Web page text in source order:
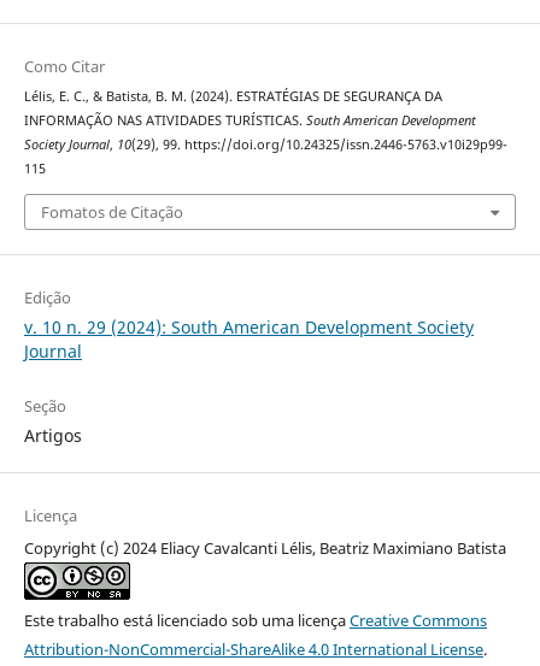
Como Citar
Lélis, E. C., & Batista, B. M. (2024). ESTRATÉGIAS DE SEGURANÇA DA
INFORMAÇÃO NAS ATIVIDADES TURÍSTICAS. South American Development
Society Journal, 10(29), 99. https://doi.org/10.24325/issn.2446-5763.v10i29p99-
115
Fomatos de Citação
Edição
v. 10 n. 29 (2024): South American Development Society
Journal
Seção
Artigos
Licença
Copyright (c) 2024 Eliacy Cavalcanti Lélis, Beatriz Maximiano Batista
Este trabalho está licenciado sob uma licençaCreative Commons
Attribution-NonCommercial-ShareAlike 4.0 International License.